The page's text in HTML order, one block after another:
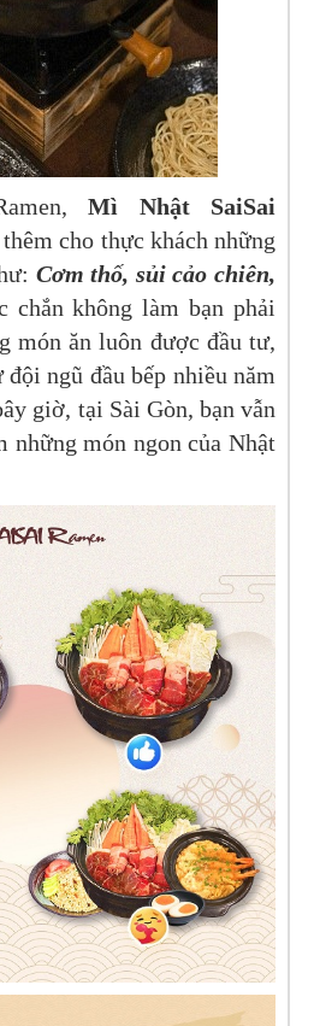
Mì Nhật SaiSai
cho thực khách những
Cơm thố, sủi cảo chiên,
chắn không làm bạn phải
món ăn luôn được đầu tư,
ngũ đầu bếp nhiều năm
giờ, tại Sài Gòn, bạn vẫn
những món ngon của Nhật